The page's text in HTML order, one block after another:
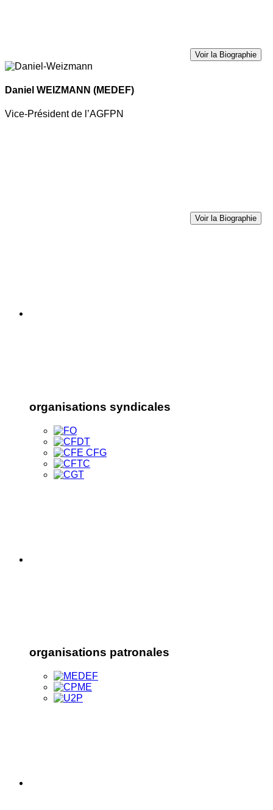
Voir la Biographie
Daniel WEIZMANN (MEDEF)
Vice-Président de l’AGFPN
Voir la Biographie
organisations syndicales
organisations patronales